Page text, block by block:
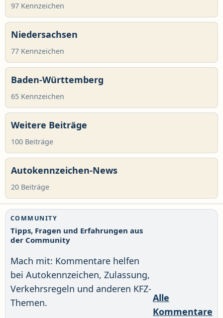
97 Kennzeichen
Niedersachsen
77 Kennzeichen
Baden-Württemberg
65 Kennzeichen
Weitere Beiträge
100 Beiträge
Autokennzeichen-News
20 Beiträge
COMMUNITY
Tipps, Fragen und Erfahrungen aus
der Community
Mach mit: Kommentare helfen
bei Autokennzeichen, Zulassung,
Verkehrsregeln und anderen KFZ-
Themen.
Alle
Kommentare